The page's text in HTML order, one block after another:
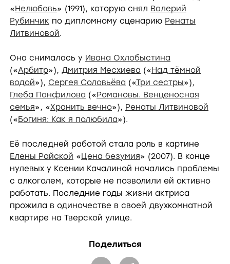
«Нелюбовь» (1991), которую снял Валерий
Рубинчик по дипломному сценарию Ренаты
Литвиновой.
Она снималась у Ивана Охлобыстина
(«Арбитр»), Дмитрия Месхиева («Над тёмной
водой»), Сергея Соловьёва («Три сестры»),
Глеба Панфилова («Романовы. Венценосная
семья», «Хранить вечно»), Ренаты Литвиновой
(«Богиня: Как я полюбила»).
Её последней работой стала роль в картине
Елены Райской «Цена безумия» (2007). В конце
нулевых у Ксении Качалиной начались проблемы
с алкоголем, которые не позволили ей активно
работать. Последние годы жизни актриса
прожила в одиночестве в своей двухкомнатной
квартире на Тверской улице.
Поделиться